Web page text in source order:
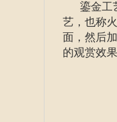
鎏金工
艺，也称
面，然后
的观赏效果